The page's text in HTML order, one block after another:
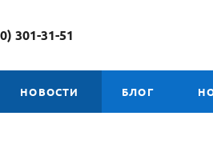
301-31-51
НОВОСТИ БЛОГ